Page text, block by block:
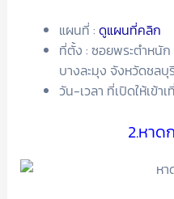
แผนที่ : ดูแผนที่คลิก
ที่ตั้ง : ซอยพระตำหนั
บางละมุง จังหวัดชลบุ
วัน-เวลา ที่เปิดให้เข้า
2.หาด